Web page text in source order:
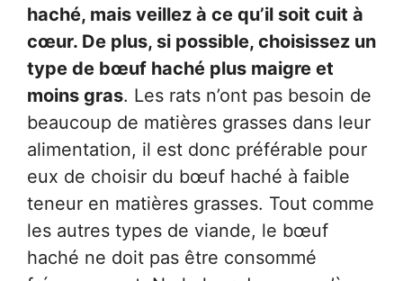
haché, mais veillez à ce qu’il soit cuit à
cœur. De plus, si possible, choisissez un
type de bœuf haché plus maigre et
moins gras. Les rats n’ont pas besoin de
beaucoup de matières grasses dans leur
alimentation, il est donc préférable pour
eux de choisir du bœuf haché à faible
teneur en matières grasses. Tout comme
les autres types de viande, le bœuf
haché ne doit pas être consommé